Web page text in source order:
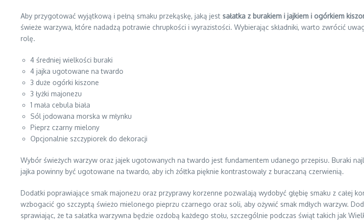
Aby przygotować wyjątkową i pełną smaku przekąskę, jaką jest sałatka z burakiem i jajkiem i ogórkiem
świeże warzywa, które nadadzą potrawie chrupkości i wyrazistości. Wybierając składniki, warto zwrócić
rolę.
4 średniej wielkości buraki
4 jajka ugotowane na twardo
3 duże ogórki kiszone
3 łyżki majonezu
1 mała cebula biała
Sól jodowana morska w młynku
Pieprz czarny mielony
Opcjonalnie szczypiorek do dekoracji
Wybór świeżych warzyw oraz jajek ugotowanych na twardo jest fundamentem udanego przepisu. Buraki
jajka powinny być ugotowane na twardo, aby ich żółtka pięknie kontrastowały z buraczaną czerwienią.
Dodatki poprawiające smak majonezu oraz przyprawy korzenne pozwalają wydobyć głębię smaku z całej
wzbogacić go szczyptą świeżo mielonego pieprzu czarnego oraz soli, aby ożywić smak mdłych warzyw.
sprawiając, że ta sałatka warzywna będzie ozdobą każdego stołu, szczególnie podczas świąt takich jak